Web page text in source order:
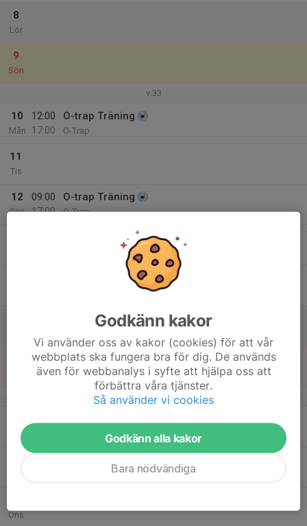
8
Lör
9
Sön
v.33
10
Mån
12:00
17:00
O-trap Träning
O-Trap
11
Tis
12
Ons
09:00
17:00
O-trap Träning
O-Trap
v.34
Mån
Ons
Godkänn kakor
Vi använder oss av kakor (cookies) för att vår
webbplats ska fungera bra för dig. De används
även för webbanalys i syfte att hjälpa oss att
förbättra våra tjänster.
Så använder vi cookies
Godkänn alla kakor
Bara nödvändiga